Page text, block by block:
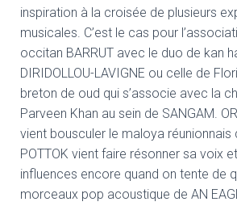
inspiration à la croisée de plusieurs
musicales. C’est le cas pour
occitan BARRUT avec le duo de kan
DIRIDOLLOU-LAVIGNE ou celle de
breton de oud qui s’associe avec la
Parveen Khan au sein de SANGAM.
vient bousculer le maloya réunionnais
POTTOK vient faire résonner sa voix
influences encore quand on tente de
morceaux pop acoustique de AN